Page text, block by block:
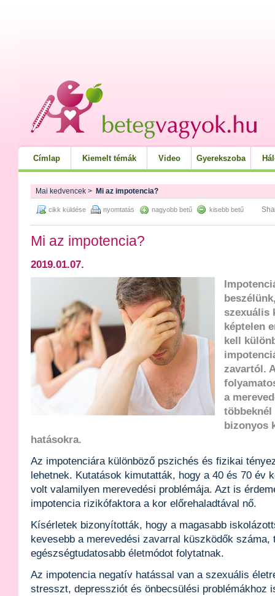
Címlap Kiemelt témák Video Gyerekszoba
Mai kedvencek > Mi az impotencia?
cikk küldése nyomtatás nagyobb betű kisebb betű
Mi az impotencia?
2019.01.07.
szexuális
képtelen
kell
zavartól.
a
bizonyos
hatásokra.
Az impotenciára különböző pszichés és fizikai
lehetnek. Kutatások kimutatták, hogy a 40 és 70 év
volt valamilyen merevedési problémája. Azt is
impotencia rizikófaktora a kor előrehaladtával nő.
Kísérletek bizonyították, hogy a magasabb
kevesebb a merevedési zavarral küszködők száma,
egészségtudatosabb életmódot folytatnak.
Az impotencia negatív hatással van a szexuális
stresszt, depressziót és önbecsülési problémákhoz